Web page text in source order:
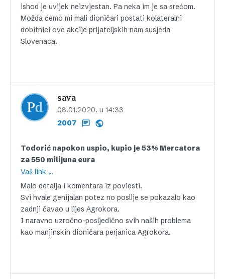
ishod je uvijek neizvjestan. Pa neka im je sa srećom.
Možda ćemo mi mali dioničari postati kolateralni
dobitnici ove akcije prijateljskih nam susjeda
Slovenaca.
sava
08.01.2020. u 14:33
2007
Todorić napokon uspio, kupio je 53% Mercatora
za 550 milijuna eura
Vaš link …
Malo detalja i komentara iz poviesti.
Svi hvale genijalan potez no poslije se pokazalo kao
zadnji čavao u lijes Agrokora.
I naravno uzročno-posljedično svih naših problema
kao manjinskih dioničara perjanica Agrokora.